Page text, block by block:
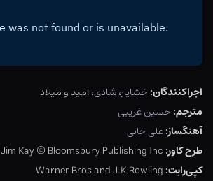
اجراکنندگان: خشایار،شادی، امید و میلاد
مترجم: حسین غریبی
آهنگساز:علی خانی
طرح کاور: Jim Kay © Bloomsbury Publishing Inc
کپی‌رایت: Warner Bros and J.K.Rowling